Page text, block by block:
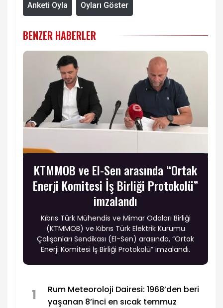
Anketi Oyla Oyları Göster
BENZER HABERLER
KTMMOB ve El-Sen arasında “Ortak
Enerji Komitesi İş Birliği Protokolü”
imzalandı
Kıbrıs Türk Mühendis ve Mimar Odaları Birliği
(KTMMOB) ve Kıbrıs Türk Elektrik Kurumu
Çalışanları Sendikası (El-Sen) arasında, “Ortak
Enerji Komitesi İş Birliği Protokolü” imzalandı.
1
Rum Meteoroloji Dairesi: 1968’den beri
yaşanan 8’inci en sıcak temmuz